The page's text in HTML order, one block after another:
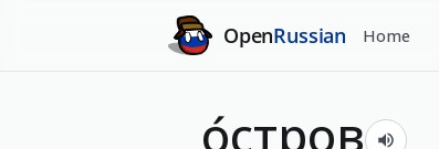
OpenRussian Home
о́стров